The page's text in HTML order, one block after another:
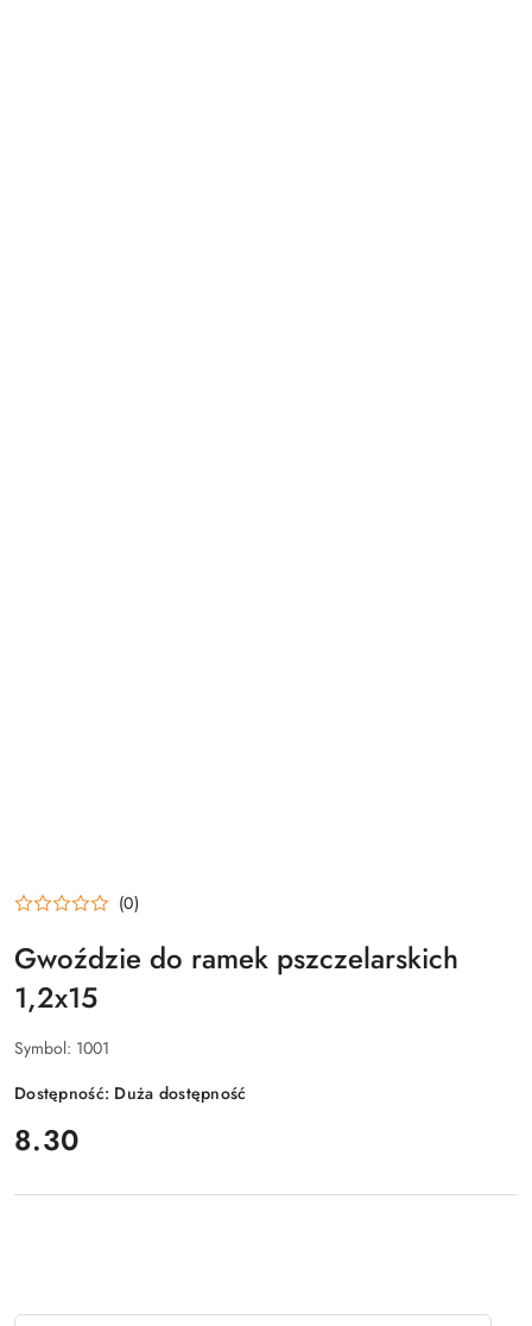
(0)
Gwoździe do ramek pszczelarskich
1,2x15
Symbol: 1001
Dostępność: Duża dostępność
cena:
8.30